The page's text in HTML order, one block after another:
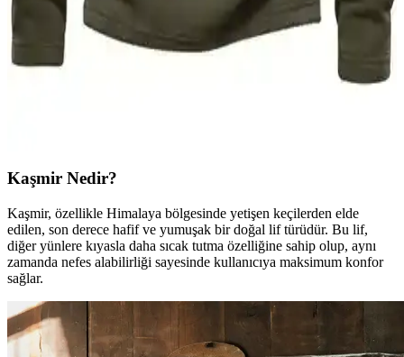
Ghassy Co. Erkek Polar Ürünleri Karşılaştırması:
Kalite, Tasarım ve Kullanım Özellikleri
İki Ghassy Co. erkek polar ürününün malzeme, tasarım ve kullanım
Kaşmir Nedir?
Kaşmir, özellikle Himalaya bölgesinde yetişen keçilerden elde
edilen, son derece hafif ve yumuşak bir doğal lif türüdür. Bu lif,
diğer yünlere kıyasla daha sıcak tutma özelliğine sahip olup, aynı
zamanda nefes alabilirliği sayesinde kullanıcıya maksimum konfor
sağlar.